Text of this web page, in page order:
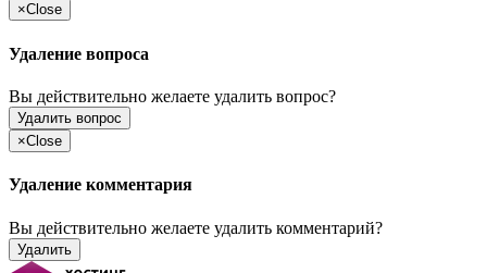
×Close
Удаление вопроса
Вы действительно желаете удалить вопрос?
Удалить вопрос
×Close
Удаление комментария
Вы действительно желаете удалить комментарий?
Удалить